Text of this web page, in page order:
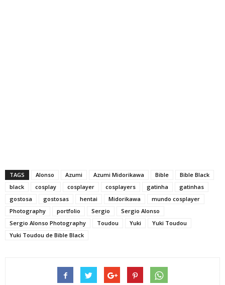
TAGS Alonso Azumi Azumi Midorikawa Bible
Bible Black
black
cosplay cosplayer cosplayers gatinha
gatinhas
gostosa
gostosas hentai Midorikawa
mundo cosplayer
Photography
portfolio Sergio
Sergio Alonso
Sergio Alonso Photography
Toudou Yuki
Yuki Toudou
Yuki Toudou de Bible Black